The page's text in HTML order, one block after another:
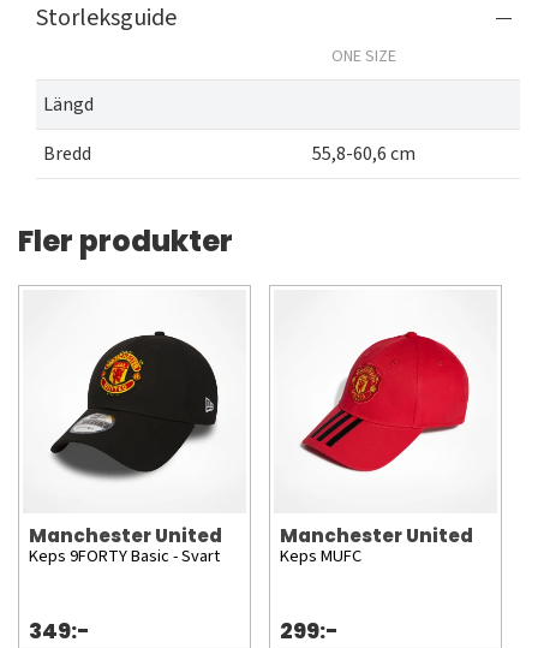
Storleksguide
ONE SIZE
Längd
Bredd
55,8-60,6 cm
Fler produkter
Manchester United
Keps 9FORTY Basic - Svart
349:-
Manchester United
Keps MUFC
299:-